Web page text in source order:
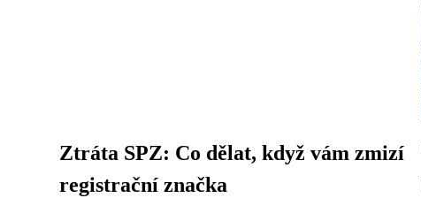
Ztráta SPZ: Co dělat, když vám zmizí
registrační značka